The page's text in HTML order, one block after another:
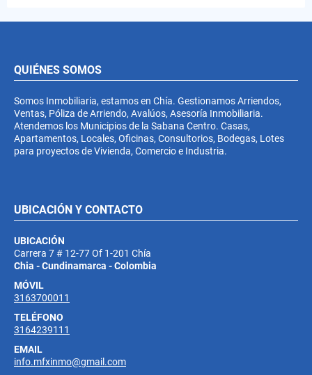
QUIÉNES SOMOS
Somos Inmobiliaria, estamos en Chía. Gestionamos Arriendos,
Ventas, Póliza de Arriendo, Avalúos, Asesoría Inmobiliaria.
Atendemos los Municipios de la Sabana Centro. Casas,
Apartamentos, Locales, Oficinas, Consultorios, Bodegas, Lotes
para proyectos de Vivienda, Comercio e Industria.
UBICACIÓN Y CONTACTO
UBICACIÓN
Carrera 7 # 12-77 Of 1-201 Chía
Chia - Cundinamarca - Colombia
MÓVIL
3163700011
TELÉFONO
3164239111
EMAIL
info.mfxinmo@gmail.com